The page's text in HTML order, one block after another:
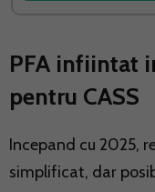
PFA infiintat
pentru CASS
Incepand cu 2025,
simplificat, dar